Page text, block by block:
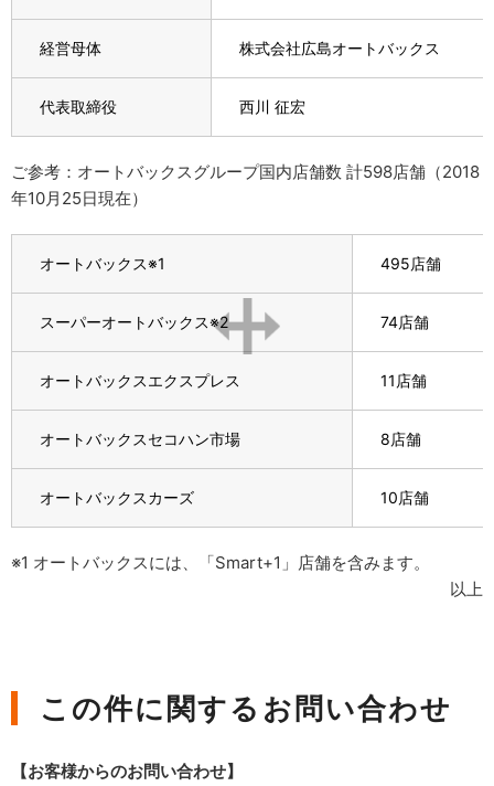
経営母体 株式会社広島オートバックス
代表取締役 西川 征宏
ご参考：オートバックスグループ国内店舗数 計598店舗（2018
年10月25日現在）
オートバックス※1 495店舗
スーパーオートバックス※2 74店舗
オートバックスエクスプレス 11店舗
オートバックスセコハン市場 8店舗
オートバックスカーズ 10店舗
※1 オートバックスには、「Smart+1」店舗を含みます。
以上
この件に関するお問い合わせ
【お客様からのお問い合わせ】